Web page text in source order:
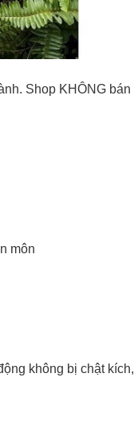
Shop KHÔNG bán
môn
không bị chật kích,